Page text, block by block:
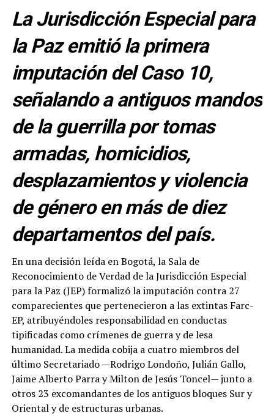
La Jurisdicción Especial para
la Paz emitió la primera
imputación del Caso 10,
señalando a antiguos mandos
de la guerrilla por tomas
armadas, homicidios,
desplazamientos y violencia
de género en más de diez
departamentos del país.
En una decisión leída en Bogotá, la Sala de
Reconocimiento de Verdad de la Jurisdicción Especial
para la Paz (JEP) formalizó la imputación contra 27
comparecientes que pertenecieron a las extintas Farc-
EP, atribuyéndoles responsabilidad en conductas
tipificadas como crímenes de guerra y de lesa
humanidad. La medida cobija a cuatro miembros del
último Secretariado —Rodrigo Londoño, Julián Gallo,
Jaime Alberto Parra y Milton de Jesús Toncel— junto a
otros 23 excomandantes de los antiguos bloques Sur y
Oriental y de estructuras urbanas.